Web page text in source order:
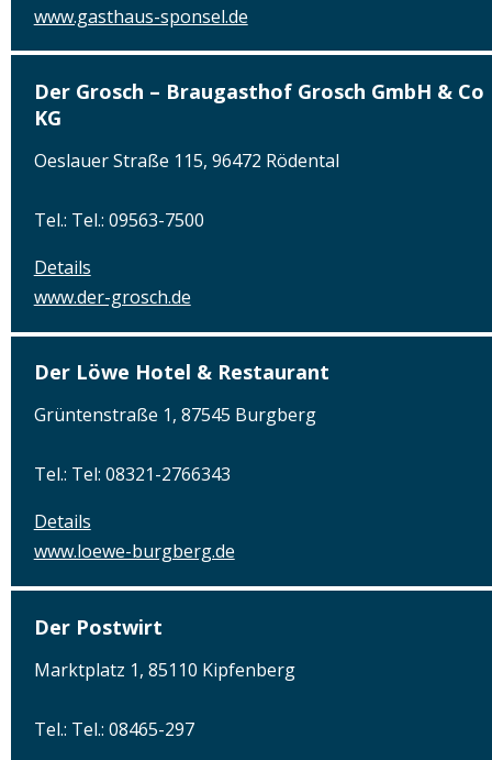
www.gasthaus-sponsel.de
Der Grosch – Braugasthof Grosch GmbH & Co
KG
Oeslauer Straße 115, 96472 Rödental
Tel.: Tel.: 09563-7500
Details
www.der-grosch.de
Der Löwe Hotel & Restaurant
Grüntenstraße 1, 87545 Burgberg
Tel.: Tel: 08321-2766343
Details
www.loewe-burgberg.de
Der Postwirt
Marktplatz 1, 85110 Kipfenberg
Tel.: Tel.: 08465-297